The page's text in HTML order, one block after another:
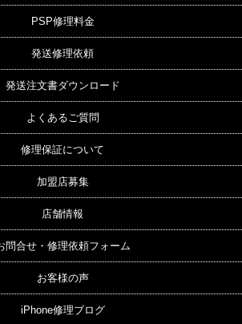
PSP修理料金
発送修理依頼
発送注文書ダウンロード
よくあるご質問
修理保証について
加盟店募集
店舗情報
問合せ・修理依頼フォーム
お客様の声
iPhone修理ブログ